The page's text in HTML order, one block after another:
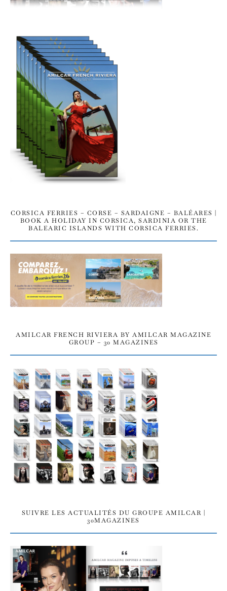
CORSICA FERRIES – CORSE – SARDAIGNE – BALÉARES |
BOOK A HOLIDAY IN CORSICA, SARDINIA OR THE
BALEARIC ISLANDS WITH CORSICA FERRIES.
AMILCAR FRENCH RIVIERA BY AMILCAR MAGAZINE
GROUP – 30 MAGAZINES
SUIVRE LES ACTUALITÉS DU GROUPE AMILCAR |
30MAGAZINES